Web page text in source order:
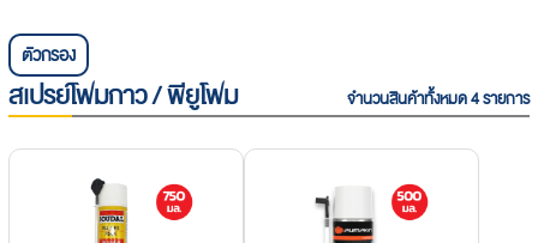
ตัวกรอง
สเปรย์โฟมกาว / พียูโฟม จำนวนสินค้าทั้งหมด 4 รายการ